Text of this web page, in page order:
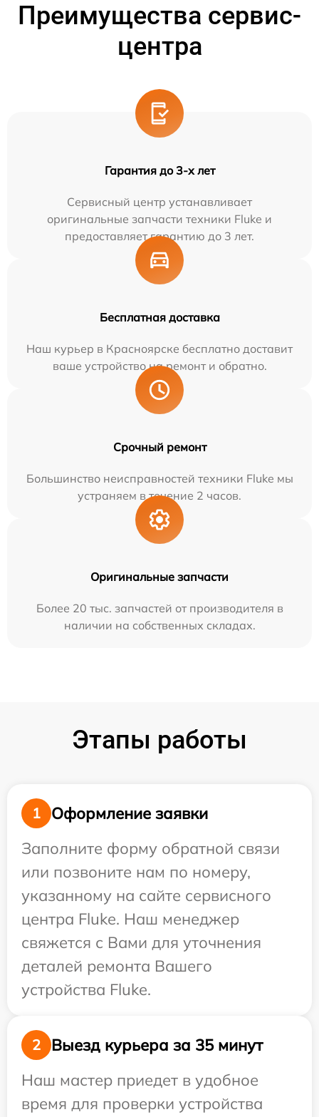
Преимущества сервис-
центра
Гарантия до 3-х лет
Сервисный центр устанавливает
оригинальные запчасти техники Fluke и
предоставляет гарантию до 3 лет.
Бесплатная доставка
Наш курьер в Красноярске бесплатно доставит
ваше устройство на ремонт и обратно.
Срочный ремонт
Большинство неисправностей техники Fluke мы
устраняем в течение 2 часов.
Оригинальные запчасти
Более 20 тыс. запчастей от производителя в
наличии на собственных складах.
Этапы работы
1
Оформление заявки
Заполните форму обратной связи
или позвоните нам по номеру,
указанному на сайте сервисного
центра Fluke. Наш менеджер
свяжется с Вами для уточнения
деталей ремонта Вашего
устройства Fluke.
2
Выезд курьера за 35 минут
Наш мастер приедет в удобное
время для проверки устройства